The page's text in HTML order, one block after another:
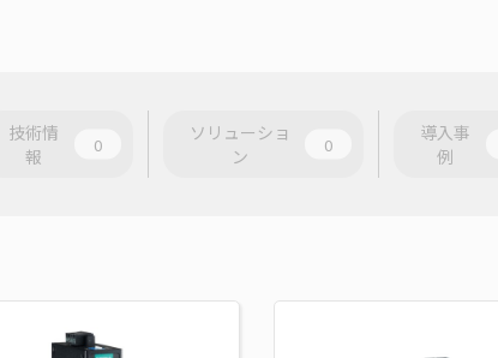
技術情
報
0
ソリューショ
ン
0
導入事
例